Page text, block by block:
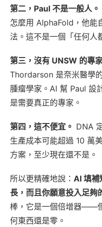
第二，Paul 不是一般人。
怎麼用 AlphaFold，他能
法。這不是一個「任何人
第三，沒有 UNSW 的專
Thordarson 是奈米醫學
腫瘤學家。AI 幫 Paul 設
是需要真正的專家。
第四，這不便宜。 DNA
生產成本可能超過 10 萬
方案，至少現在還不是。
所以更精確地說： AI 填補
長，而且你願意投入足夠
棒，它是一個倍增器——
何東西還是零。